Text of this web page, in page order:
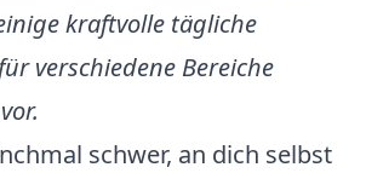
kraftvolle tägliche
verschiedene Bereiche
schwer, an dich selbst